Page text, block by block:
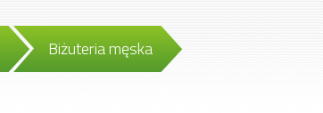
Biżuteria męska